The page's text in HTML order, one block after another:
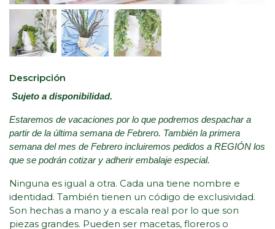
Descripción
Sujeto a disponibilidad.
Estaremos de vacaciones por lo que podremos despachar a
partir de la última semana de Febrero. También la primera
semana del mes de Febrero incluiremos pedidos a REGIÓN los
que se podrán cotizar y adherir embalaje especial.
Ninguna es igual a otra. Cada una tiene nombre e
identidad. También tienen un código de exclusividad.
Son hechas a mano y a escala real por lo que son
piezas grandes. Pueden ser macetas, floreros o